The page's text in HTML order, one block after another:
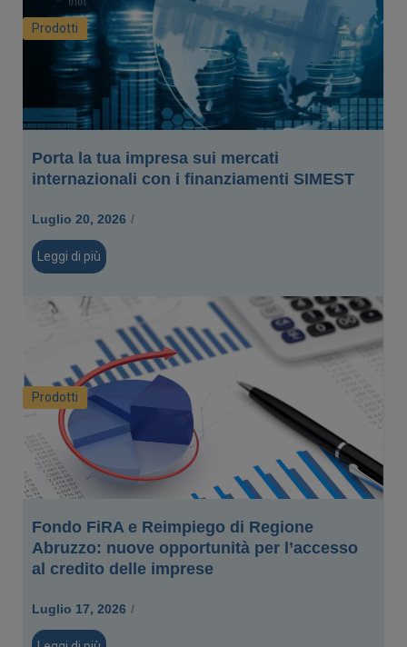
Prodotti
Porta la tua impresa sui mercati
internazionali con i finanziamenti SIMEST
Luglio 20, 2026 /
Leggi di più
Prodotti
Fondo FiRA e Reimpiego di Regione
Abruzzo: nuove opportunità per l’accesso
al credito delle imprese
Luglio 17, 2026 /